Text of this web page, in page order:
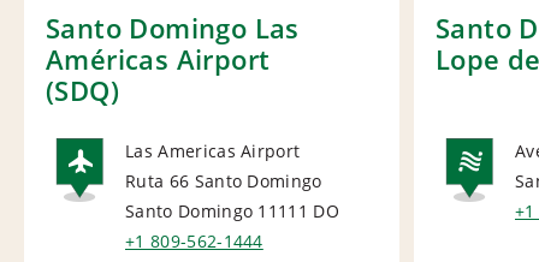
Santo Domingo Las
Américas Airport
(SDQ)
AIRPORT
Las Americas Airport
Ruta 66 Santo Domingo
Santo Domingo 11111 DO
+1 809-562-1444
Santo
Lope